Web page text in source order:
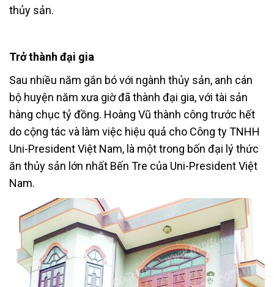
thủy sản.
Trở thành đại gia
Sau nhiều năm gắn bó với ngành thủy sản, anh cán
bộ huyện năm xưa giờ đã thành đại gia, với tài sản
hàng chục tỷ đồng. Hoàng Vũ thành công trước hết
do cộng tác và làm việc hiệu quả cho Công ty TNHH
Uni-President Việt Nam, là một trong bốn đại lý thức
ăn thủy sản lớn nhất Bến Tre của Uni-President Việt
Nam.